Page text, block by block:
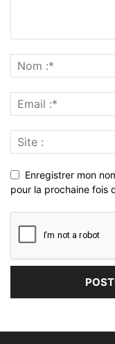
Enregistrer mon
pour la prochaine fois